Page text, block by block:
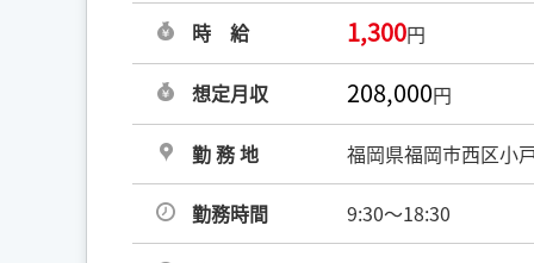
時 給 1,300円
想定月収 208,000円
勤 務 地 福岡県福岡市西区小
勤務時間 9:30～18:30